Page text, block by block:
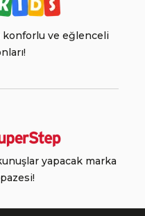
konforlu ve eğlenceli
yapacak marka